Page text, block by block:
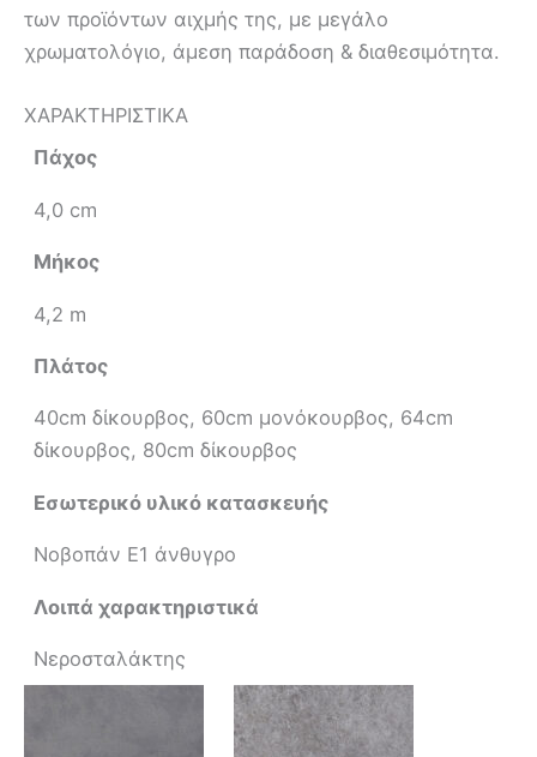
των προϊόντων αιχμής της, με μεγάλο
χρωματολόγιο, άμεση παράδοση & διαθεσιμότητα.
ΧΑΡΑΚΤΗΡΙΣΤΙΚΑ
Πάχος
4,0 cm
Μήκος
4,2 m
Πλάτος
40cm δίκουρβος, 60cm μονόκουρβος, 64cm
δίκουρβος, 80cm δίκουρβος
Εσωτερικό υλικό κατασκευής
Νοβοπάν Ε1 άνθυγρο
Λοιπά χαρακτηριστικά
Νεροσταλάκτης